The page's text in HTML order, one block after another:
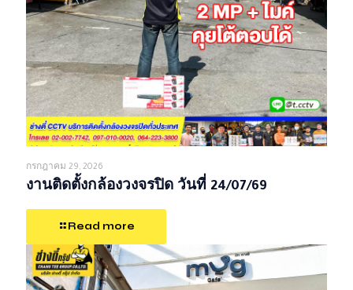
กรกฎาคม 29, 2026
งานติดตั้งกล้องวงจรปิด วันที่ 24/07/69
Read more